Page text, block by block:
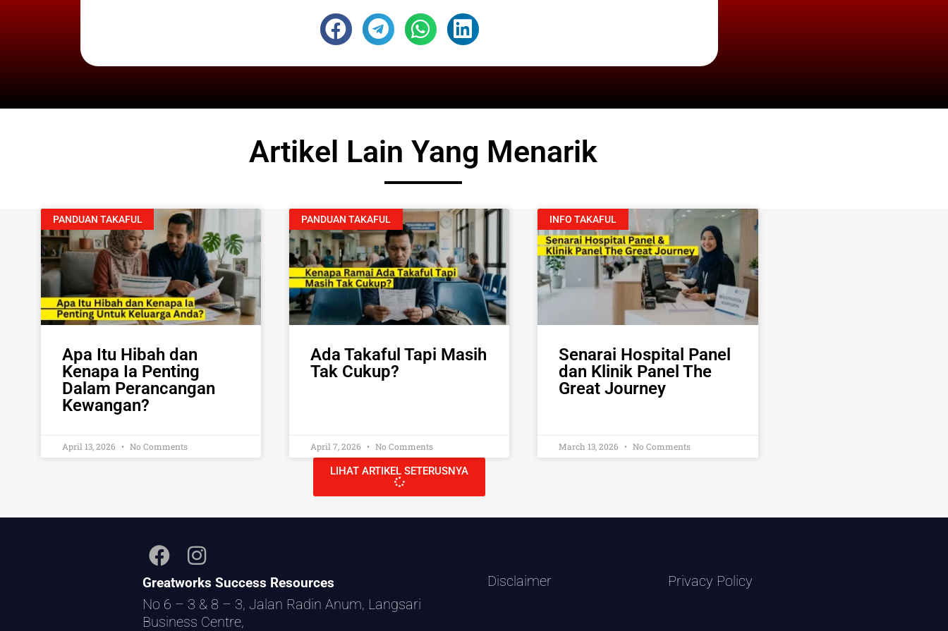
Artikel Lain Yang Menarik
PANDUAN TAKAFUL
Apa Itu Hibah dan
Kenapa Ia Penting
Dalam Perancangan
Kewangan?
April 13, 2026 No Comments
PANDUAN TAKAFUL
Ada Takaful Tapi Masih
Tak Cukup?
April 7, 2026 No Comments
INFO TAKAFUL
Senarai Hospital Panel
dan Klinik Panel The
Great Journey
March 13, 2026 No Comments
LIHAT ARTIKEL SETERUSNYA
Greatworks Success Resources
No 6 – 3 & 8 – 3, Jalan Radin Anum, Langsari
Business Centre,
Disclaimer Privacy Policy